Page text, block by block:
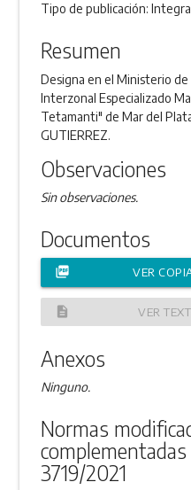
Tipo de publicación:Integra
Resumen
Designa en el Ministerio
Interzonal Especializado
Tetamanti" de Mar del
GUTIERREZ.
Observaciones
Sin observaciones.
Documentos
picture_as_pdf VER
description VER
Anexos
Ninguno.
Normas
3719/2021